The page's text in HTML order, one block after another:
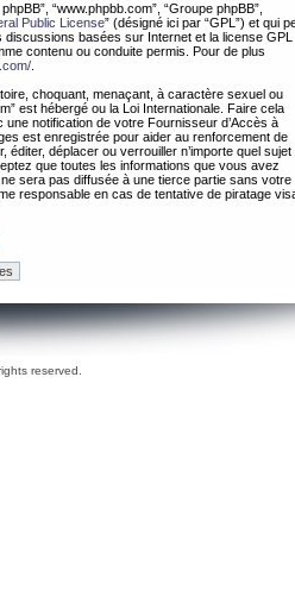
“www.phpbb.com”, “Groupe phpBB”,
Public License” (désigné ici par “GPL”) et qui
discussions basées sur Internet et la license GPL
contenu ou conduite permis. Pour de plus
choquant, menaçant, à caractère sexuel ou
est hébergé ou la Loi Internationale. Faire cela
notification de votre Fournisseur d’Accès à
est enregistrée pour aider au renforcement de
déplacer ou verrouiller n’importe quel sujet
que toutes les informations que vous avez
sera pas diffusée à une tierce partie sans votre
responsable en cas de tentative de piratage
reserved.